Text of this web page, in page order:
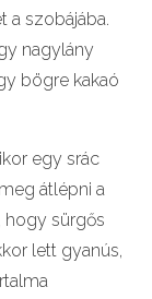
a szobájába.
nagylány
bögre kakaó
egy srác
átlépni a
hogy sürgős
lett gyanús,